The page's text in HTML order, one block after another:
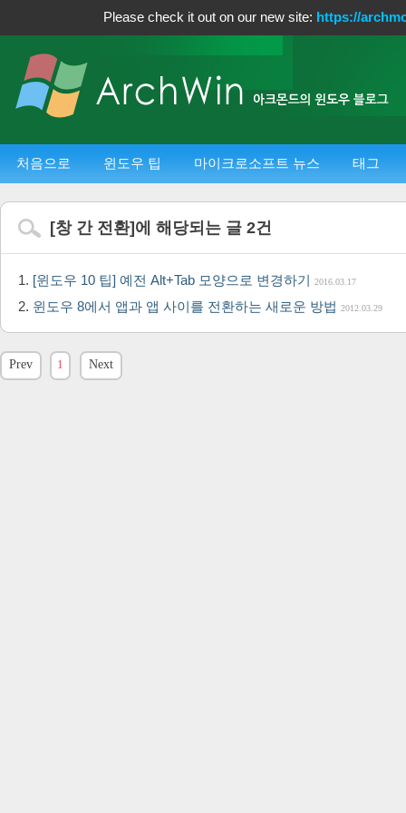
Please check it out on our new site: https://
처음으로 윈도우 팁 마이크로소프트 뉴스 태그
[창 간 전환]에 해당되는 글 2건
[윈도우 10 팁] 예전 Alt+Tab 모양으로 변경하기 2016.03.17
윈도우 8에서 앱과 앱 사이를 전환하는 새로운 방법 2012.03.29
Prev 1 Next